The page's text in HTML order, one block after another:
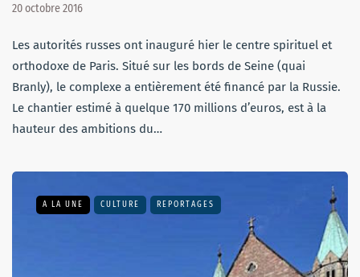
20 octobre 2016
Les autorités russes ont inauguré hier le centre spirituel et
orthodoxe de Paris. Situé sur les bords de Seine (quai
Branly), le complexe a entièrement été financé par la Russie.
Le chantier estimé à quelque 170 millions d’euros, est à la
hauteur des ambitions du…
A LA UNE CULTURE REPORTAGES